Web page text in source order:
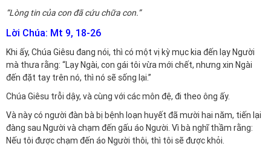
“Lòng tin của con đã cứu chữa con.”
Lời Chúa: Mt 9, 18-26
Khi ấy, Chúa Giêsu đang nói, thì có một vị kỳ mục kia đến lạy Người
mà thưa rằng: “Lạy Ngài, con gái tôi vừa mới chết, nhưng xin Ngài
đến đặt tay trên nó, thì nó sẽ sống lại.”
Chúa Giêsu trỗi dậy, và cùng với các môn đệ, đi theo ông ấy.
Và này có người đàn bà bị bệnh loạn huyết đã mười hai năm, tiến lại
đàng sau Người và chạm đến gấu áo Người. Vì bà nghĩ thầm rằng:
Nếu tôi được chạm đến áo Người thôi, thì tôi sẽ được khỏi.